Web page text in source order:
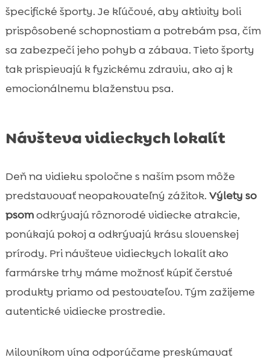
špecifické športy. Je kľúčové, aby aktivity boli
prispôsobené schopnostiam a potrebám psa, čím
sa zabezpečí jeho pohyb a zábava. Tieto športy
tak prispievajú k fyzickému zdraviu, ako aj k
emocionálnemu blaženstvu psa.
Návšteva vidieckych lokalít
Deň na vidieku spoločne s naším psom môže
predstavovať neopakovateľný zážitok. Výlety so
psomodkrývajú rôznorodé vidiecke atrakcie,
ponúkajú pokoj a odkrývajú krásu slovenskej
prírody. Pri návšteve vidieckych lokalít ako
farmárske trhy máme možnosť kúpiť čerstvé
produkty priamo od pestovateľov. Tým zažijeme
autentické vidiecke prostredie.
Milovníkom vína odporúčame preskúmavať